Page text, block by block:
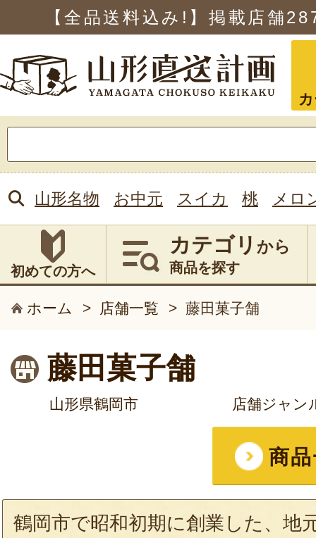
【全品送料込み!】掲載店舗
索:
山形名物 お中元 スイカ 桃 メロ
初めての方へ
カテゴリ から
商品を探す
ホーム > 店舗一覧 > 藤田菓子舗
藤田菓子舗
山形県鶴岡市 店舗ジャン
商
鶴岡市で昭和初期に創業した、地